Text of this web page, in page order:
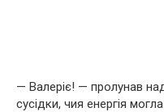
— Валеріє! — пролунав
сусідки, чия енергія